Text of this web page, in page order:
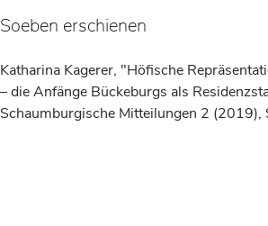
Soeben erschienen
Katharina Kagerer, "Höfische
– die Anfänge Bückeburgs als
Schaumburgische Mitteilungen 2